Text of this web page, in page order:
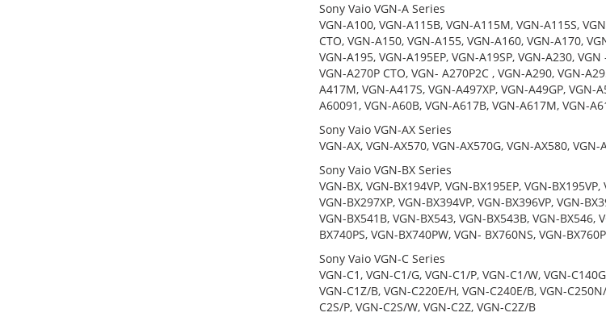
Sony Vaio VGN-A Series
VGN-A100, VGN-A115B, VGN-A115M, VGN-A115S,
CTO, VGN-A150, VGN-A155, VGN-A160, VGN-A170,
VGN-A195, VGN-A195EP, VGN-A19SP, VGN-A230,
VGN-A270P CTO, VGN- A270P2C , VGN-A290, VGN-
A417M, VGN-A417S, VGN-A497XP, VGN-A49GP,
A60091, VGN-A60B, VGN-A617B, VGN-A617M, VGN-
Sony Vaio VGN-AX Series
VGN-AX, VGN-AX570, VGN-AX570G, VGN-AX580, VGN-
Sony Vaio VGN-BX Series
VGN-BX, VGN-BX194VP, VGN-BX195EP, VGN-
VGN-BX297XP, VGN-BX394VP, VGN-BX396VP, VGN-
VGN-BX541B, VGN-BX543, VGN-BX543B, VGN-BX546,
BX740PS, VGN-BX740PW, VGN- BX760NS, VGN-
Sony Vaio VGN-C Series
VGN-C1, VGN-C1/G, VGN-C1/P, VGN-C1/W, VGN-
VGN-C1Z/B, VGN-C220E/H, VGN-C240E/B, VGN-
C2S/P, VGN-C2S/W, VGN-C2Z, VGN-C2Z/B